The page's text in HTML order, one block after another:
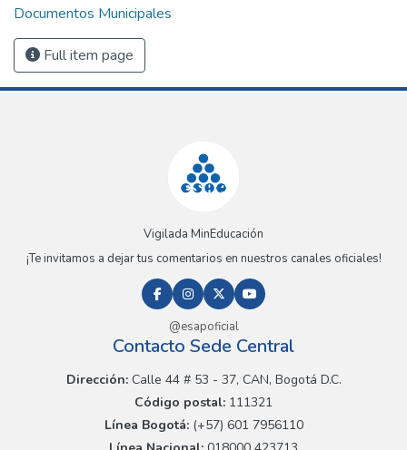
Documentos Municipales
Full item page
Vigilada MinEducación
¡Te invitamos a dejar tus comentarios en nuestros canales oficiales!
@esapoficial
Contacto Sede Central
Dirección:Calle 44 # 53 - 37, CAN, Bogotá D.C.
Código postal: 111321
Línea Bogotá:(+57) 601 7956110